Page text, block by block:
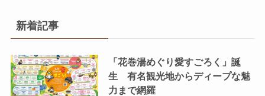
新着記事
「花巻湯めぐり愛すごろく」誕
生 有名観光地からディープな魅
力まで網羅